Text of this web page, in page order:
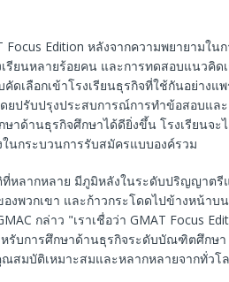
Focus Edition หลังจากความพยายามในก
รียนหลายร้อยคน และการทดสอบแนวคิด
เลือกเข้าโรงเรียนธุรกิจที่ใช้กันอย่างแ
ยปรับปรุงประสบการณ์การทำข้อสอบแ
าด้านธุรกิจศึกษาได้ดียิ่งขึ้น โรงเรียนจะ
นกระบวนการรับสมัครแบบองค์รวม
หลากหลาย มีภูมิหลังในระดับปริญญาต
งพวกเขา และก้าวกระโดดไปข้างหน้าบ
กล่าว "เราเชื่อว่า GMAT Focus
หรับการศึกษาด้านธุรกิจระดับบัณฑิตศึกษ
สมบัติเหมาะสมและหลากหลายจากทั่วโ